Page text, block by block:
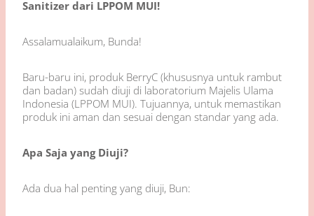
Sanitizer dari LPPOM MUI!
Assalamualaikum, Bunda!
Baru-baru ini, produk BerryC (khususnya untuk rambut
dan badan) sudah diuji di laboratorium Majelis Ulama
Indonesia (LPPOM MUI). Tujuannya, untuk memastikan
produk ini aman dan sesuai dengan standar yang ada.
Apa Saja yang Diuji?
Ada dua hal penting yang diuji, Bun: